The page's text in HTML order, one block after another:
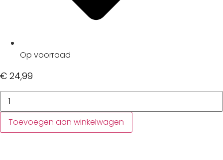
Op voorraad
€ 24,99
Sony
Vaio
SVS1312R9E-
adapter
Toevoegen aan winkelwagen